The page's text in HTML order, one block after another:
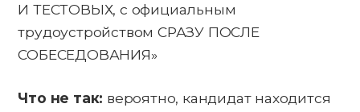
И ТЕСТОВЫХ, с официальным
трудоустройством СРАЗУ ПОСЛЕ
СОБЕСЕДОВАНИЯ»
Что не так: вероятно, кандидат находится